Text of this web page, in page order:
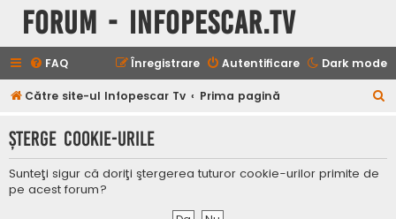
Forum - InfoPescar.Tv
Dark mode
FAQ Autentificare
Înregistrare
Către site-ul Infopescar Tv Prima pagină
t
Şterge cookie-urile
Sunteţi sigur că doriţi ştergerea tuturor cookie-urilor primite de
pe acest forum?